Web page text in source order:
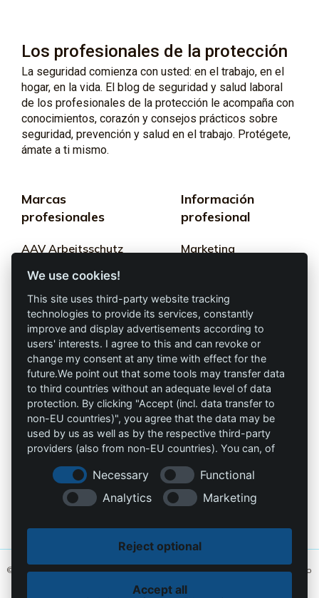
Los profesionales de la protección
La seguridad comienza con usted: en el trabajo, en el
hogar, en la vida. El blog de seguridad y salud laboral
de los profesionales de la protección le acompaña con
conocimientos, corazón y consejos prácticos sobre
seguridad, prevención y salud en el trabajo. Protégete,
ámate a ti mismo.
Marcas
profesionales
AAV Arbeitsschutz
Allprotec® Solo
trabaja seguro
Omniprotect –
Tienda Online
Información
profesional
Marketing
condiciones
Privacidad
Impresión
Contacto
info@die-schutzprofis.de
+49 (511) 679997-97
Wohlenbergstraße 6
Alemania
© 2026 Los profesionales de la protección. Hecho con amorMiU24®y alojado
We use cookies!
This site uses third-party website tracking
technologies to provide its services, constantly
improve and display advertisements according to
users' interests. I agree to this and can revoke or
change my consent at any time with effect for the
future.We point out that some tools may transfer data
to third countries without an adequate level of data
protection. By clicking "Accept (incl. data transfer to
non-EU countries)", you agree that the data may be
used by us as well as by the respective third-party
providers (also from non-EU countries). You can, of
Necessary
Functional
Analytics
Marketing
Reject optional
Accept all